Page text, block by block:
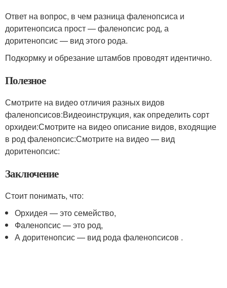
Ответ на вопрос, в чем разница фаленопсиса и
доритенопсиса прост — фаленопсис род, а
доритенопсис — вид этого рода.
Подкормку и обрезание штамбов проводят идентично.
Полезное
Смотрите на видео отличия разных видов
фаленопсисов:Видеоинструкция, как определить сорт
орхидеи:Смотрите на видео описание видов, входящие
в род фаленопсис:Смотрите на видео — вид
доритенопсис:
Заключение
Стоит понимать, что:
Орхидея — это семейство,
Фаленопсис — это род,
А доритенопсис — вид рода фаленопсисов .